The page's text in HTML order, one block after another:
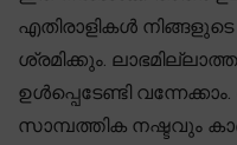
എതിരാളികൾ
ശ്രമിക്കും.
ഉൾപ്പെടേണ്ടി
സാമ്പത്തിക നഷ്ടവും